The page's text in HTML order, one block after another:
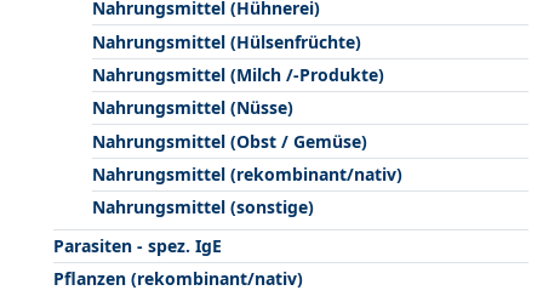
Nahrungsmittel (Hühnerei)
Nahrungsmittel (Hülsenfrüchte)
Nahrungsmittel (Milch /-Produkte)
Nahrungsmittel (Nüsse)
Nahrungsmittel (Obst / Gemüse)
Nahrungsmittel (rekombinant/nativ)
Nahrungsmittel (sonstige)
Parasiten - spez. IgE
Pflanzen (rekombinant/nativ)